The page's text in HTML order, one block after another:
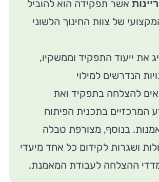
אשר תפקידה הוא להוביל
של צוות החינוך הלשוני
את ייעוד התפקיד וממשקיו,
הנדרשים למילוי
להצלחה בתפקיד ואת
המרכזיים בתכנית הפיתוח
בנוסף, מצורפת טבלה
ושגרות לקידום כל אחד מיעדי
ההצלחה לעבודת המאמנת.